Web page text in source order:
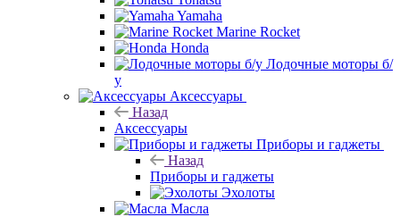
Yamaha
Marine Rocket
Honda
Лодочные моторы б/
у
Аксессуары
Назад
Аксессуары
Приборы и гаджеты
Назад
Приборы и гаджеты
Эхолоты
Масла